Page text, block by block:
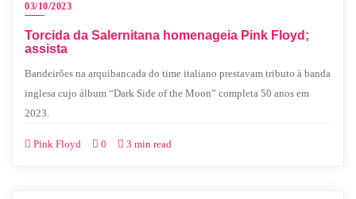
03/10/2023
Torcida da Salernitana homenageia Pink Floyd;
assista
Bandeirões na arquibancada do time italiano prestavam tributo à banda
inglesa cujo álbum “Dark Side of the Moon” completa 50 anos em
2023.
Pink Floyd 0 3 min read